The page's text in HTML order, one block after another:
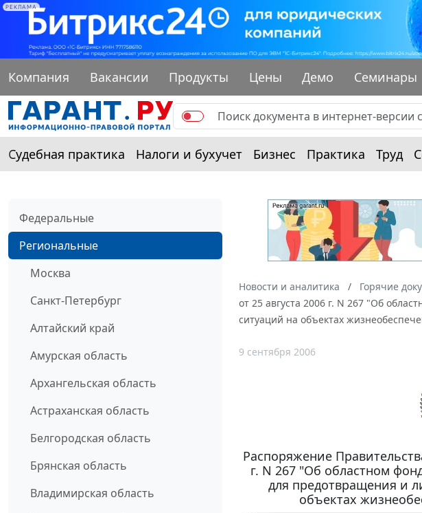
РЕКЛАМА
Компания Вакансии Продукты Цены Демо Семинары
Судебная практика Налоги и бухучет Бизнес Практика Труд
Федеральные
Региональные
Москва
Санкт-Петербург
Алтайский край
Амурская область
Архангельская область
Астраханская область
Белгородская область
Брянская область
Владимирская область
Новости и аналитика Горячие
от 25 августа 2006 г. N 267 "Об
ситуаций на объектах
9 сентября 2006
Распоряжение
г. N 267 "Об областном
для предотвращения и
объектах